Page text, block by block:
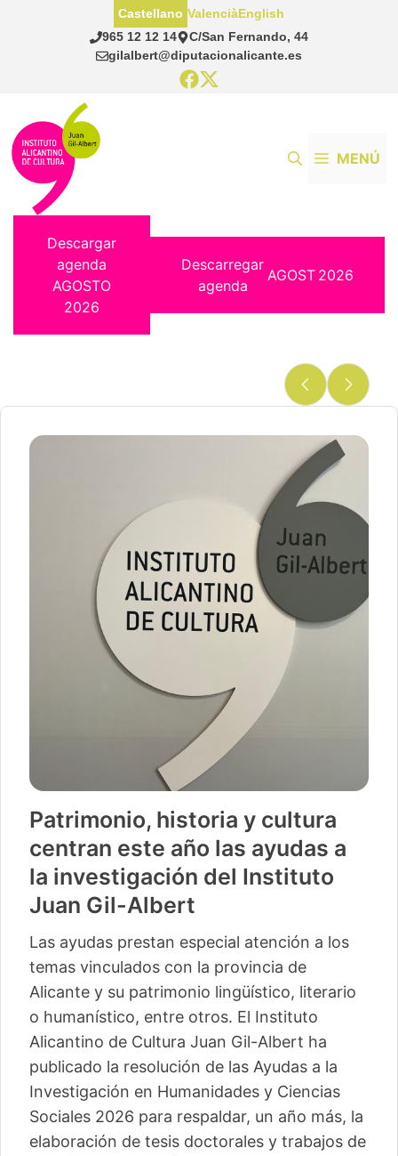
965 12 12 14
C/San Fernando, 44
gilalbert@diputacionalicante.es
Castellano ValenciàEnglish
MENÚ
Descargar
agenda
AGOSTO
2026
Descarregar
agenda
AGOST 2026
Patrimonio, historia y cultura
centran este año las ayudas a
la investigación del Instituto
Juan Gil-Albert
Las ayudas prestan especial atención a los
temas vinculados con la provincia de
Alicante y su patrimonio lingüístico, literario
o humanístico, entre otros. El Instituto
Alicantino de Cultura Juan Gil-Albert ha
publicado la resolución de las Ayudas a la
Investigación en Humanidades y Ciencias
Sociales 2026 para respaldar, un año más, la
elaboración de tesis doctorales y trabajos de